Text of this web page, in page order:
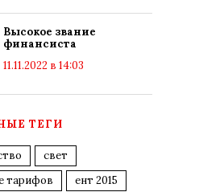
Высокое звание
финансиста
11.11.2022 в 14:03
ТЕГИ
свет
тарифов
ент 2015